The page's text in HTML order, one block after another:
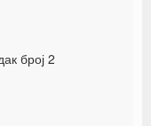
број 2